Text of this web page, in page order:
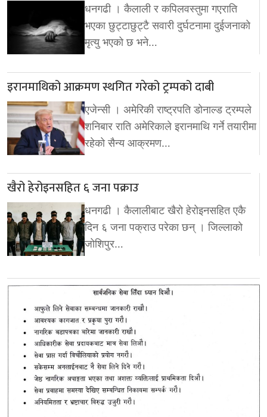
धनगढी । कैलाली र कपिलवस्तुमा गएराति
भएका छुट्टाछुट्टै सवारी दुर्घटनामा दुईजनाको
मृत्यु भएको छ भने…
इरानमाथिको आक्रमण स्थगित गरेको ट्रम्पको दाबी
एजेन्सी । अमेरिकी राष्ट्रपति डोनाल्ड ट्रम्पले
शनिबार राति अमेरिकाले इरानमाथि गर्ने तयारीमा
रहेको सैन्य आक्रमण…
खैरो हेरोइनसहित ६ जना पक्राउ
धनगढी । कैलालीबाट खैरो हेरोइनसहित एकै
दिन ६ जना पक्राउ परेका छन् । जिल्लाको
जोशिपुर…